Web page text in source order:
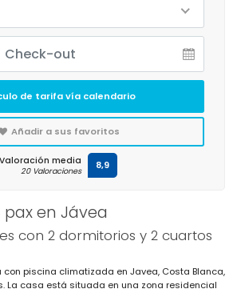
en Jávea
con 2 dormitorios y 2 cuartos
piscina climatizada en Javea, Costa Blanca,
La casa está situada en una zona residencial
de tarifa vía calendario
Añadir a sus favoritos
Valoración media
20 Valoraciones 8,9